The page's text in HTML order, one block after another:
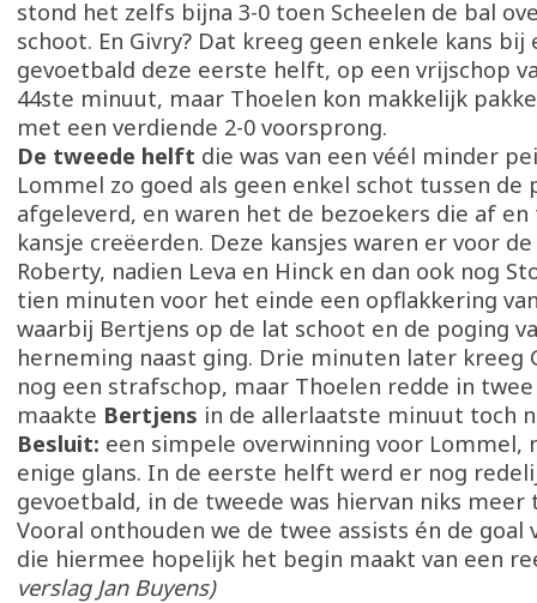
stond het zelfs bijna 3-0 toen Scheelen de bal
schoot. En Givry? Dat kreeg geen enkele kans bij
gevoetbald deze eerste helft, op een vrijschop
44ste minuut, maar Thoelen kon makkelijk
met een verdiende 2-0 voorsprong.
De tweede helft die was van een véél minder
Lommel zo goed als geen enkel schot tussen de
afgeleverd, en waren het de bezoekers die af
kansje creëerden. Deze kansjes waren er voor
Roberty, nadien Leva en Hinck en dan ook nog
tien minuten voor het einde een opflakkering
waarbij Bertjens op de lat schoot en de poging
herneming naast ging. Drie minuten later kreeg
nog een strafschop, maar Thoelen redde in
maakte Bertjens in de allerlaatste minuut toch
Besluit: een simpele overwinning voor Lommel,
enige glans. In de eerste helft werd er nog
gevoetbald, in de tweede was hiervan niks meer
Vooral onthouden we de twee assists én de goal
die hiermee hopelijk het begin maakt van een
verslag Jan Buyens)